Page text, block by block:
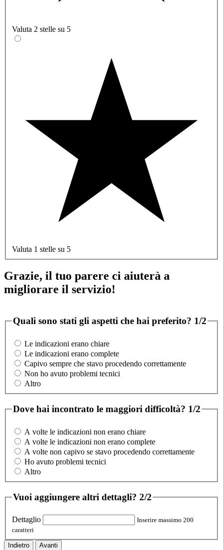
Valuta 2 stelle su 5
Valuta 1 stelle su 5
Grazie, il tuo parere ci aiuterà a
migliorare il servizio!
Quali sono stati gli aspetti che hai preferito? 1/2
Le indicazioni erano chiare
Le indicazioni erano complete
Capivo sempre che stavo procedendo correttamente
Non ho avuto problemi tecnici
Altro
Dove hai incontrato le maggiori difficoltà? 1/2
A volte le indicazioni non erano chiare
A volte le indicazioni non erano complete
A volte non capivo se stavo procedendo correttamente
Ho avuto problemi tecnici
Altro
Vuoi aggiungere altri dettagli? 2/2
Dettaglio
Inserire massimo 200
caratteri
Indietro Avanti